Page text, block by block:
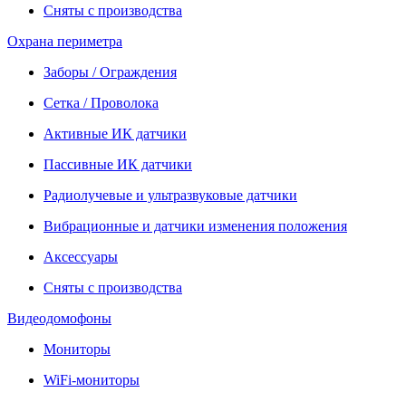
Сняты с производства
Охрана периметра
Заборы / Ограждения
Сетка / Проволока
Активные ИК датчики
Пассивные ИК датчики
Радиолучевые и ультразвуковые датчики
Вибрационные и датчики изменения положения
Аксессуары
Сняты с производства
Видеодомофоны
Мониторы
WiFi-мониторы